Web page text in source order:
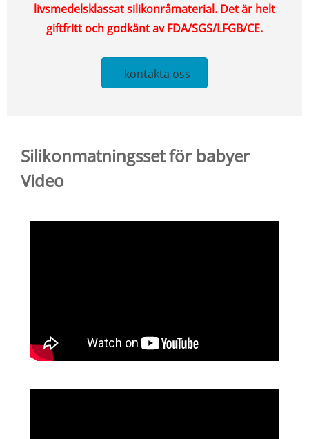
livsmedelsklassat silikonråmaterial. Det är helt
giftfritt och godkänt av FDA/SGS/LFGB/CE.
kontakta oss
Silikonmatningsset för babyer
Video